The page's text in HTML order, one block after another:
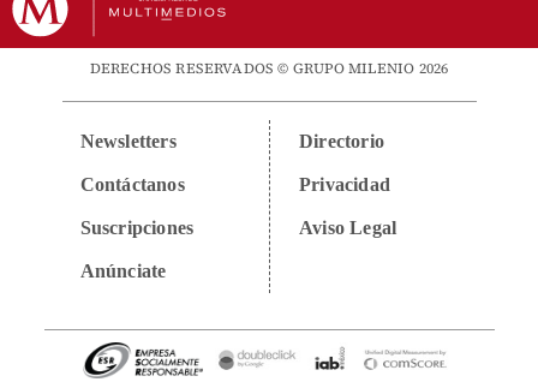
DERECHOS RESERVADOS © GRUPO MILENIO 2026
Newsletters
Contáctanos
Suscripciones
Anúnciate
Directorio
Privacidad
Aviso Legal